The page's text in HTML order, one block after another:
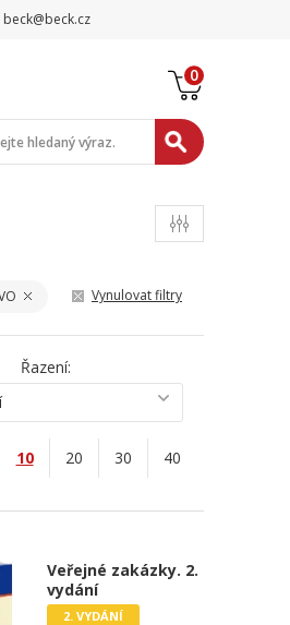
beck@beck.cz
0
Vynulovat filtry
Řazení:
10 20 30 40
Veřejné zakázky. 2.
vydání
2. VYDÁNÍ